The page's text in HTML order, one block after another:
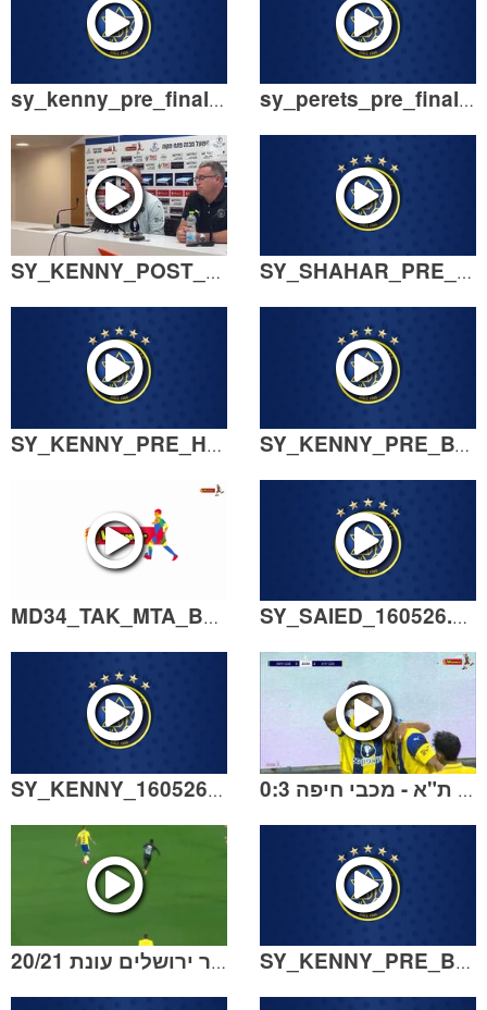
sy_kenny_pre_final_240526.mp4 sy_perets_pre_final_240526.mp4
SY_KENNY_POST_HPT_230526.mp4 SY_SHAHAR_PRE_HPT_210526.mp4
SY_KENNY_PRE_HPT_210526.mp4 SY_KENNY_PRE_BASH_180526.mp4
MD34_TAK_MTA_BEITAR_160526.mp4 SY_SAIED_160526.mp4
SY_KENNY_160526.mp4 תקציר | מכבי ת"א - מכבי חיפה 0:3
תקציר | ניצחון 1:4 על בית״ר ירושלים עונת 20/21 SY_KENNY_PRE_BEITAR_140526.mp4